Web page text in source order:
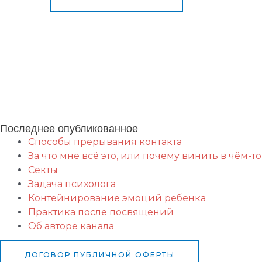
Последнее опубликованное
Способы прерывания контакта
За что мне всё это, или почему винить в чём-
Секты
Задача психолога
Контейнирование эмоций ребенка
Практика после посвящений
Об авторе канала
ДОГОВОР ПУБЛИЧНОЙ ОФЕРТЫ